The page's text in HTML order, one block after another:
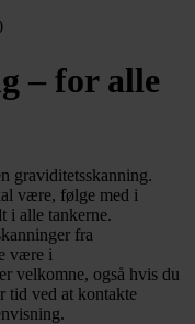
– for alle
graviditetsskanning.
være, følge med i
i alle tankerne.
fra
være i
velkomne, også hvis du
tid ved at kontakte